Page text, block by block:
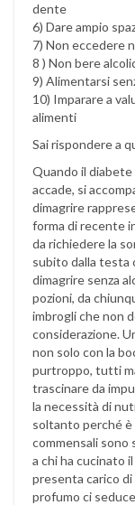
dente
6) Dare ampio
7) Non eccedere
8 ) Non bere
9) Alimentarsi
10) Imparare a
alimenti
Sai rispondere a
Quando il
accade, si
dimagrire
forma di recente
da richiedere la
subito dalla testa
dimagrire senza
pozioni, da
imbrogli che non
considerazione.
non solo con la
purtroppo, tutti
trascinare da
la necessità di
soltanto perché è
commensali sono
a chi ha cucinato
presenta carico
profumo ci